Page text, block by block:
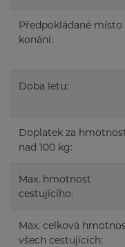
Předpokládané místo
konání:
Doba letu:
Doplatek za
nad 100 kg:
Max. hmotnost
cestujícího:
Max. celková
všech cestujících: